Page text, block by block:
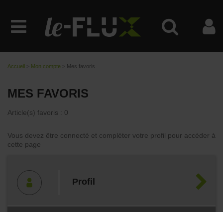
Accueil > Mon compte > Mes favoris
MES FAVORIS
Article(s) favoris : 0
Vous devez être connecté et compléter votre profil pour accéder à
cette page
Profil